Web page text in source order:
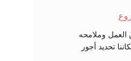
وملامحه
تحديد أجور